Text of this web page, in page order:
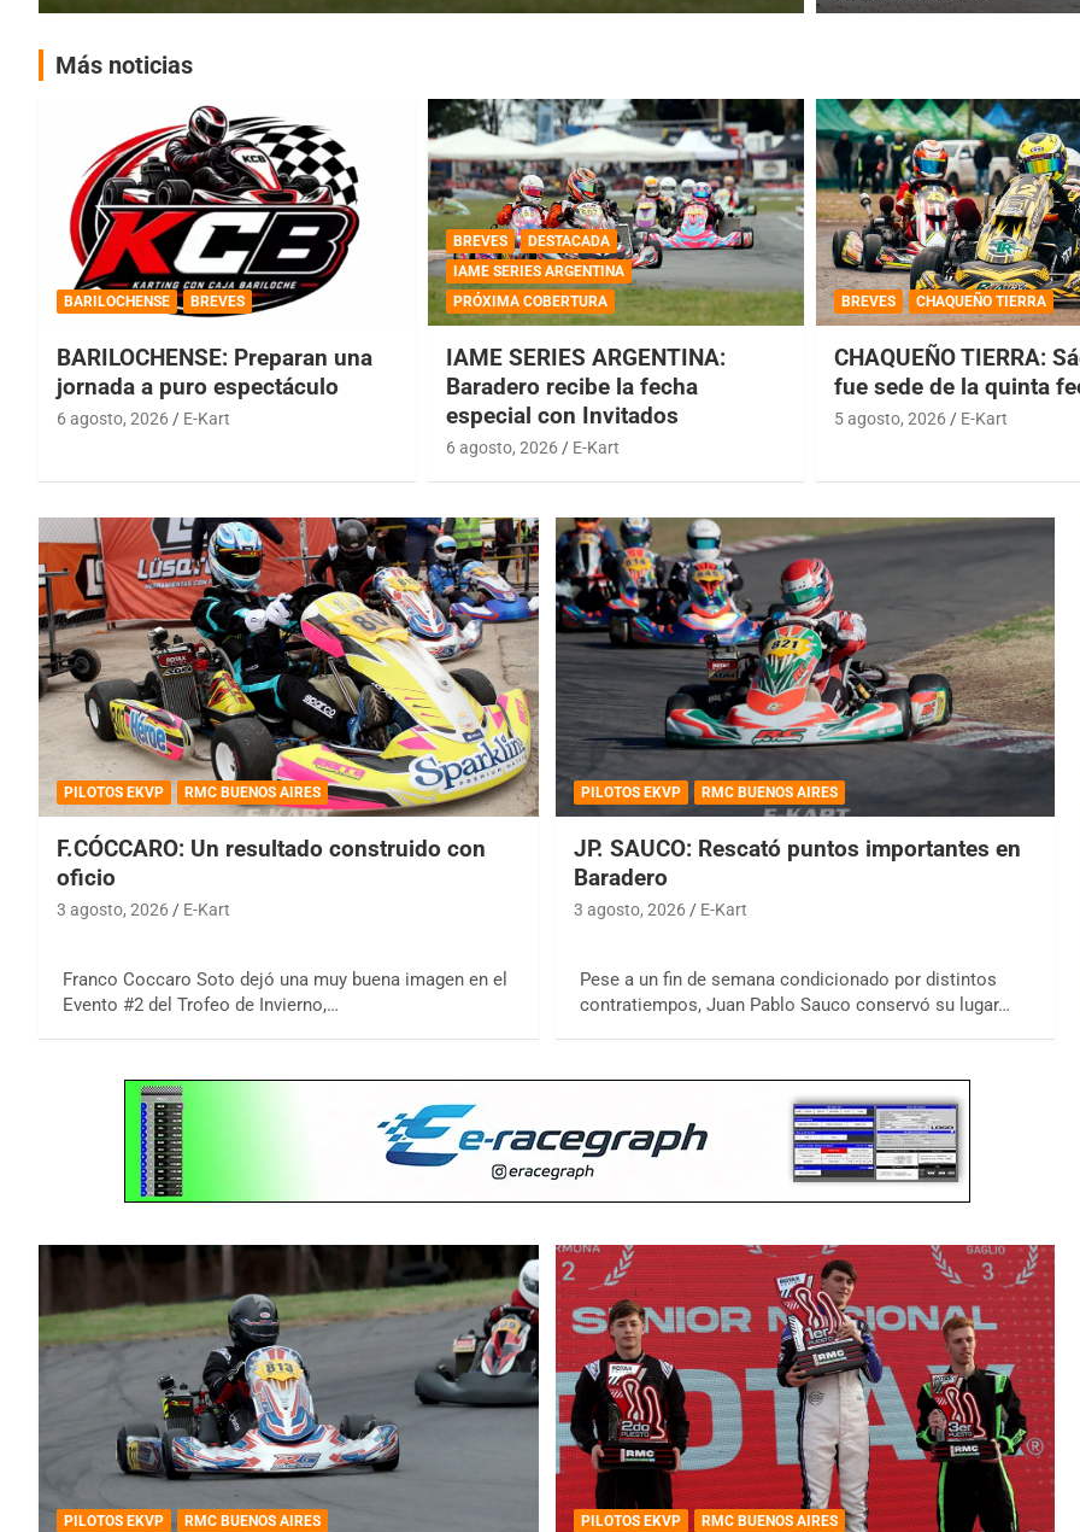
Más noticias
BARILOCHENSE BREVES
BARILOCHENSE: Preparan una
jornada a puro espectáculo
6 agosto, 2026 E-Kart
BREVES
DESTACADA
IAME SERIES ARGENTINA
PRÓXIMA COBERTURA
IAME SERIES ARGENTINA:
Baradero recibe la fecha
especial con Invitados
6 agosto, 2026 E-Kart
BREVES CHAQUEÑO TIERRA
CHAQUEÑO TIERRA:
fue sede de la quinta
5 agosto, 2026 E-Kart
PILOTOS EKVP RMC BUENOS AIRES
F.CÓCCARO: Un resultado construido con
oficio
3 agosto, 2026 E-Kart
Franco Coccaro Soto dejó una muy buena imagen en el
Evento #2 del Trofeo de Invierno,…
PILOTOS EKVP RMC BUENOS AIRES
JP. SAUCO: Rescató puntos importantes en
Baradero
3 agosto, 2026 E-Kart
Pese a un fin de semana condicionado por distintos
contratiempos, Juan Pablo Sauco conservó su lugar…
PILOTOS EKVP RMC BUENOS AIRES PILOTOS EKVP RMC BUENOS AIRES